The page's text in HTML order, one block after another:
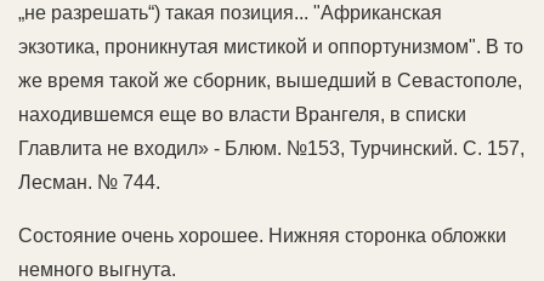
„не разрешать“) такая позиция... "Африканская
экзотика, проникнутая мистикой и оппортунизмом". В то
же время такой же сборник, вышедший в Севастополе,
находившемся еще во власти Врангеля, в списки
Главлита не входил» - Блюм. №153, Турчинский. С. 157,
Лесман. № 744.
Состояние очень хорошее. Нижняя сторонка обложки
немного выгнута.